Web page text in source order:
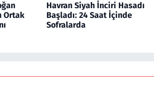
Ortak
Havran Siyah İnciri Hasadı
Başladı: 24 Saat İçinde
Sofralarda